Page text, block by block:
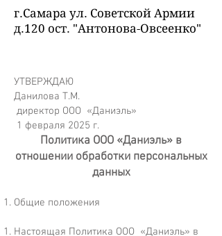
г.Самара ул. Советской Армии
д.120 ост. "Антонова-Овсеенко"
УТВЕРЖДАЮ
Данилова Т.М.
директор ООО «Даниэль»
1 февраля 2025 г.
Политика ООО «Даниэль» в
отношении обработки персональных
данных
Общие положения
Настоящая Политика ООО «Даниэль» в